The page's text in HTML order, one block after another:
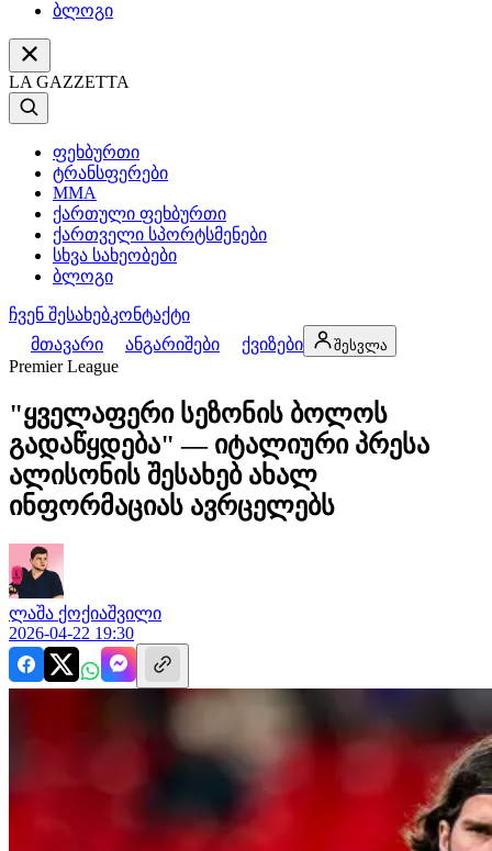
ბლოგი
LA GAZZETTA
ფეხბურთი
ტრანსფერები
MMA
ქართული ფეხბურთი
ქართველი სპორტსმენები
სხვა სახეობები
ბლოგი
ჩვენ შესახებკონტაქტი
მთავარი
ანგარიშები ქვიზები შესვლა
Premier League
"ყველაფერი სეზონის ბოლოს
გადაწყდება" — იტალიური პრესა
ალისონის შესახებ ახალ
ინფორმაციას ავრცელებს
ლაშა ქოქიაშვილი
2026-04-22 19:30